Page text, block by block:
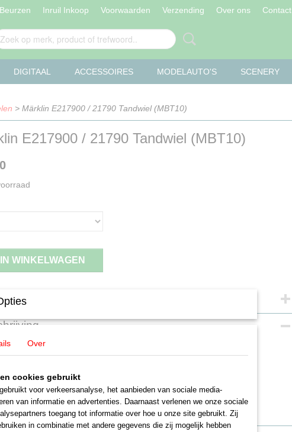
Beurzen Inruil Inkoop Voorwaarden Verzending Over ons Contact
DIGITAAL ACCESSOIRES MODELAUTO'S SCENERY
> Märklin E217900 / 21790 Tandwiel (MBT10)
E217900 / 21790 Tandwiel (MBT10)
IN WINKELWAGEN
leverancier
E217900
E217900 / 21790 Tandwiel
bij Märklin
Over
cookies gebruikt
voor verkeersanalyse, het aanbieden van sociale media-
van informatie en advertenties. Daarnaast verlenen we onze sociale
toegang tot informatie over hoe u onze site gebruikt. Zij
in combinatie met andere gegevens die zij mogelijk hebben